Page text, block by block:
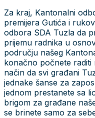
Za kraj, Kantonalni
premijera Gutića i
odbora SDA Tuzla da
prijemu radnika u
području našeg
konačno počnete
način da svi građani
jednake šanse za
jednom prestanete sa
brigom za građane
se brinete samo za